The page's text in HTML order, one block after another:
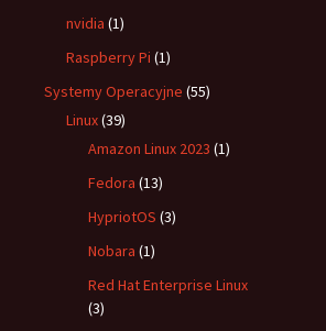
nvidia (1)
Raspberry Pi (1)
Systemy Operacyjne (55)
Linux(39)
Amazon Linux 2023 (1)
Fedora (13)
HypriotOS (3)
Nobara (1)
Red Hat Enterprise Linux
(3)